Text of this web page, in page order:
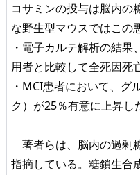
コサミンの投与は脳内の
な野生型マウスではこの
・電子カルテ解析の結
用者と比較して全死因死
・MCI患者において、
ク）が25％有意に上昇し
著者らは、脳内の過剰
指摘している。糖鎖生合